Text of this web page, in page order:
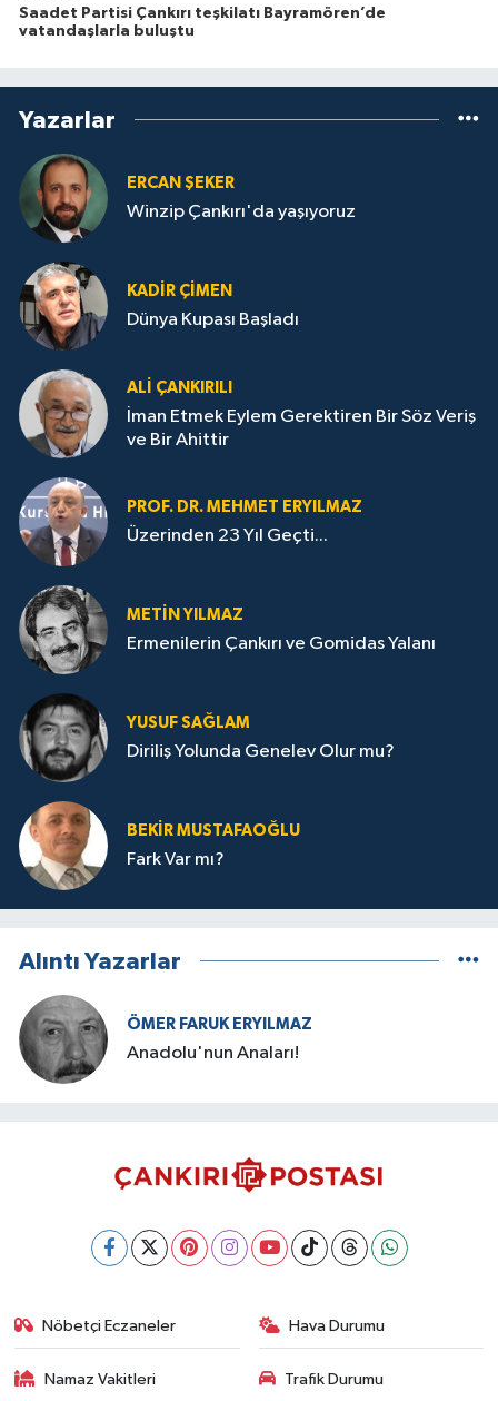
Saadet Partisi Çankırı teşkilatı Bayramören’de
vatandaşlarla buluştu
Yazarlar
ERCAN ŞEKER
Winzip Çankırı'da yaşıyoruz
KADIR ÇIMEN
Dünya Kupası Başladı
ALI ÇANKIRILI
İman Etmek Eylem Gerektiren Bir Söz Veriş
ve Bir Ahittir
PROF. DR. MEHMET ERYILMAZ
Üzerinden 23 Yıl Geçti...
METIN YILMAZ
Ermenilerin Çankırı ve Gomidas Yalanı
YUSUF SAĞLAM
Diriliş Yolunda Genelev Olur mu?
BEKIR MUSTAFAOĞLU
Fark Var mı?
Alıntı Yazarlar
ÖMER FARUK ERYILMAZ
Anadolu'nun Anaları!
Nöbetçi Eczaneler Hava Durumu
Namaz Vakitleri Trafik Durumu